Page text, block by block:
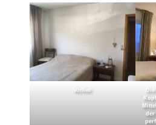
Vorher
der